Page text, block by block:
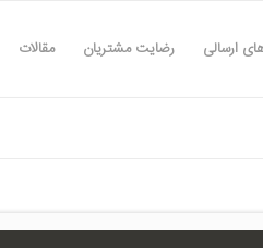
ارسالی رضایت مشتریان مقالات